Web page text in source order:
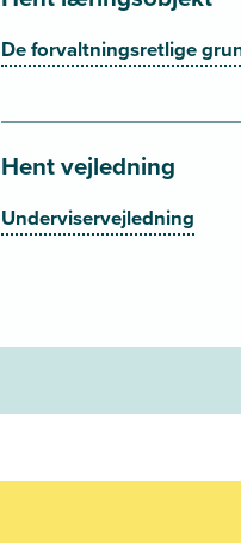
De forvaltningsretlige
Hent vejledning
Underviservejledning